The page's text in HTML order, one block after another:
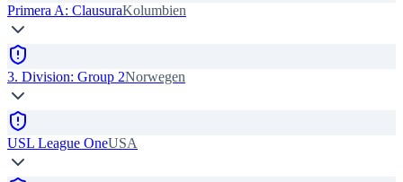
Primera A: ClausuraKolumbien
3. Division: Group 2Norwegen
USL League OneUSA